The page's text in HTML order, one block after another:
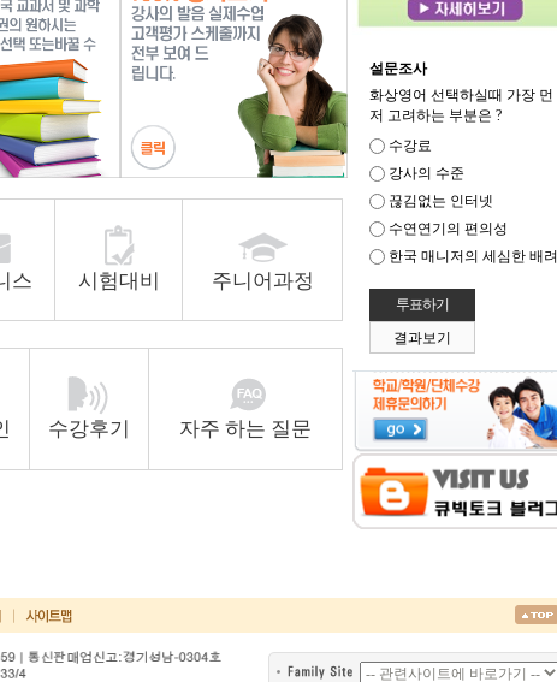
스 시험대비 주니어과정
수강후기 자주 하는 질문
설문조사
화상영어 선택하실때 가장 먼
저 고려하는 부분은 ?
수강료
강사의 수준
끊김없는 인터넷
수연연기의 편의성
한국 매니저의 세심한 배려
결과보기